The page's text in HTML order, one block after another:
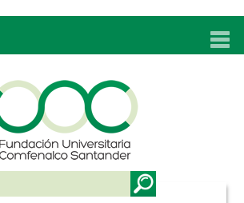
UNC
ADMISIONES
PROGRAMAS
TÉCNICOS LABORALES